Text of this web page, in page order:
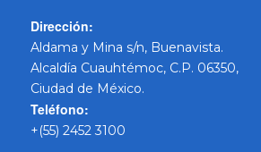
Dirección:
Aldama y Mina s/n, Buenavista.
Alcaldía Cuauhtémoc, C.P. 06350,
Ciudad de México.
Teléfono:
+(55) 2452 3100